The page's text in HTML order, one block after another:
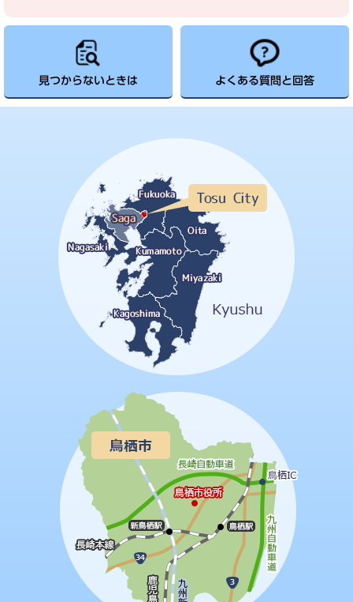
見つからないときは よくある質問と回答